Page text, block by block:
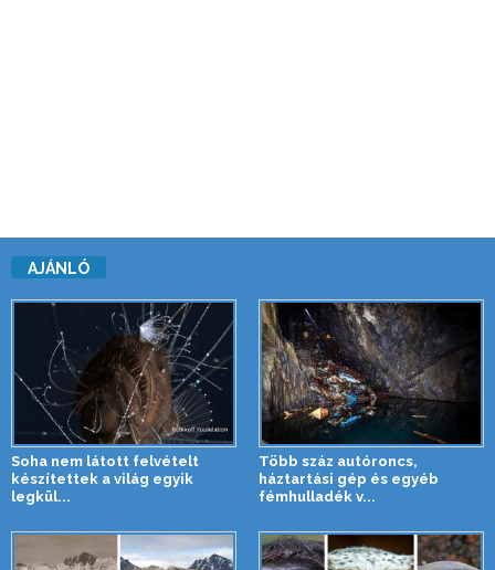
AJÁNLÓ
Soha nem látott felvételt
készítettek a világ egyik
legkül...
Több száz autóroncs,
háztartási gép és egyéb
fémhulladék v...